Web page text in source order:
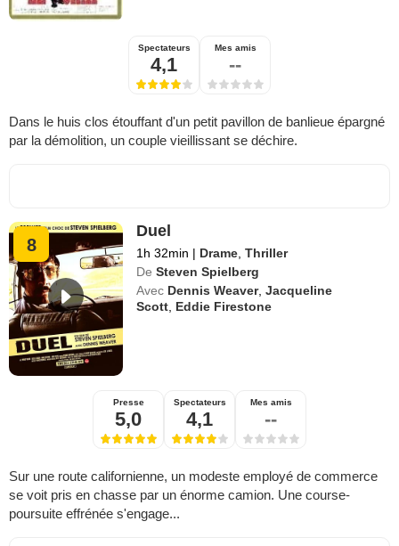
Spectateurs
4,1
Mes amis
--
Dans le huis clos étouffant d'un petit pavillon de banlieue épargné
par la démolition, un couple vieillissant se déchire.
8
Duel
1h 32min | Drame ,Thriller
De Steven Spielberg
Avec Dennis Weaver,Jacqueline
Scott Eddie Firestone
Presse
5,0
Spectateurs
4,1
Mes amis
--
Sur une route californienne, un modeste employé de commerce
se voit pris en chasse par un énorme camion. Une course-
poursuite effrénée s'engage...